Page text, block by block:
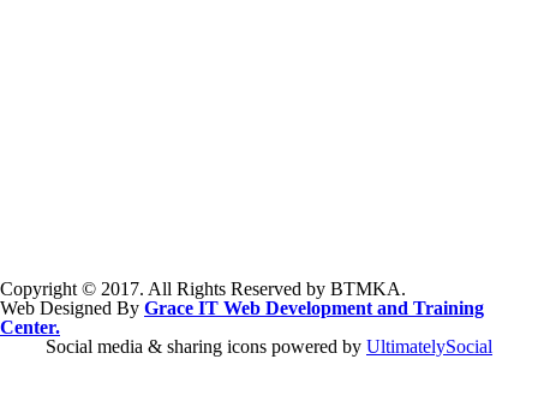
Copyright © 2017. All Rights Reserved by BTMKA.
Web Designed By Grace IT Web Development and Training
Center.
Social media & sharing icons powered by UltimatelySocial